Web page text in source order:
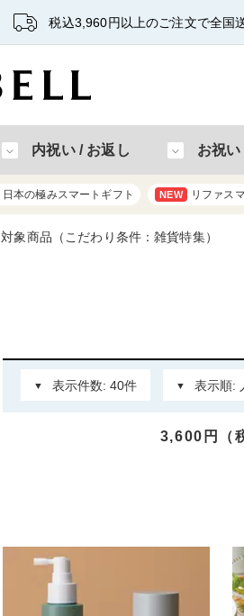
税込3,960円以上のご注文で全国
内祝い / お返し お祝い
日本の極みスマートギフト NEW リファス
対象商品（こだわり条件：雑貨特集）
3,600円（